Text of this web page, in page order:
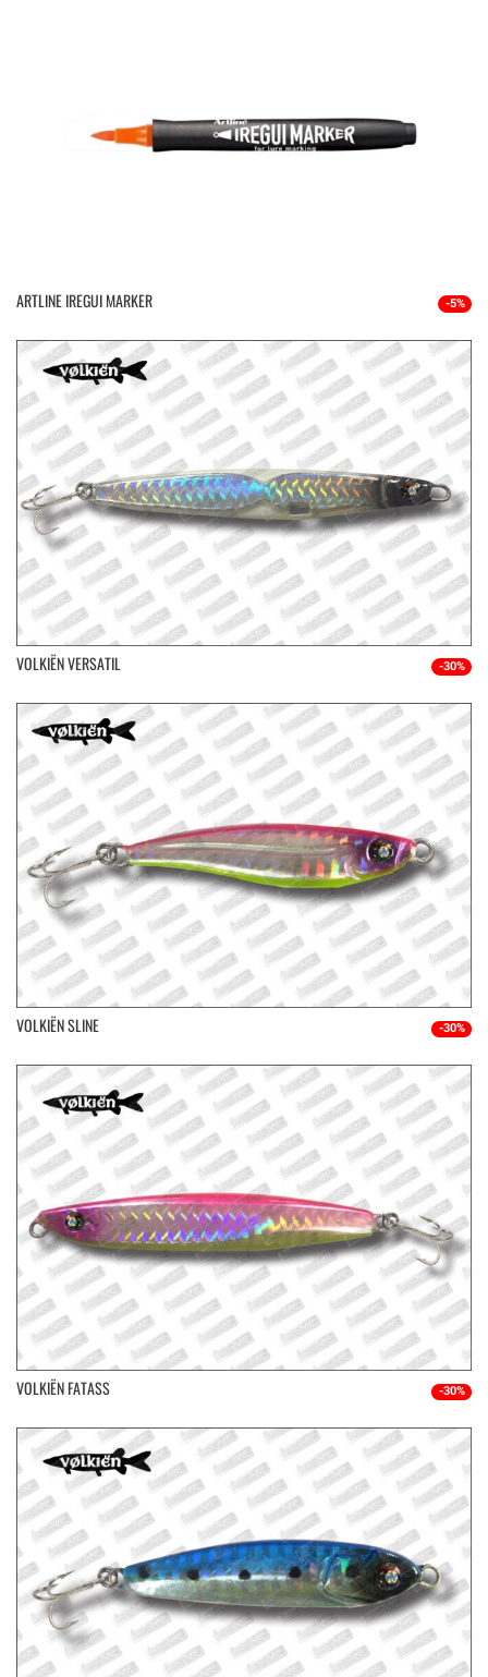
ARTLINE IREGUI MARKER -5%
VOLKIËN VERSATIL -30%
VOLKIËN SLINE -30%
VOLKIËN FATASS -30%